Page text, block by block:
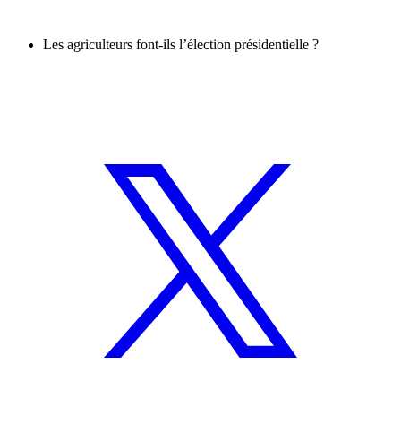
Les agriculteurs font-ils l’élection présidentielle ?